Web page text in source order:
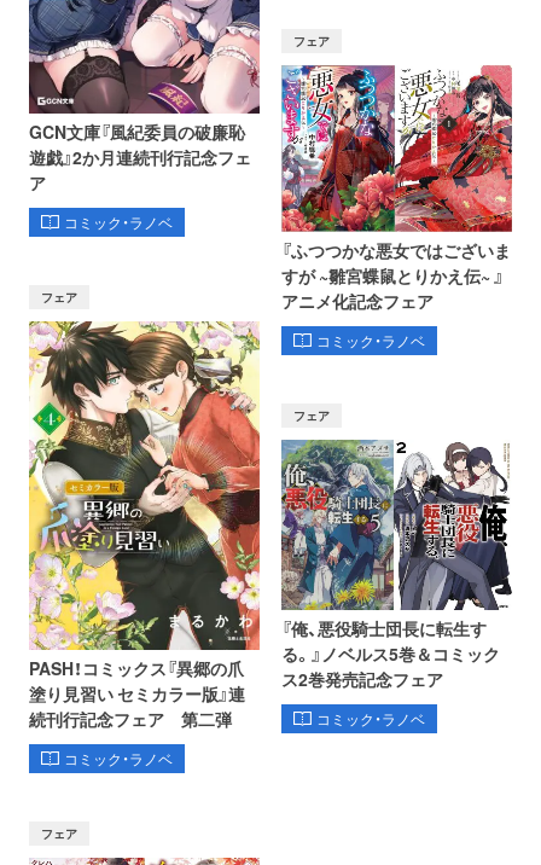
GCN文庫『風紀委員の破廉恥
遊戯』2か月連続刊行記念フェ
ア
コミック・ラノベ
フェア
PASH！コミックス『異郷の爪
塗り見習い セミカラー版』連
続刊行記念フェア 第二弾
コミック・ラノベ
フェア
『ふつつかな悪女ではございま
すが ~雛宮蝶鼠とりかえ伝~ 』
アニメ化記念フェア
コミック・ラノベ
フェア
フェア
『俺、悪役騎士団長に転生す
る。』ノベルス5巻＆コミック
ス2巻発売記念フェア
コミック・ラノベ